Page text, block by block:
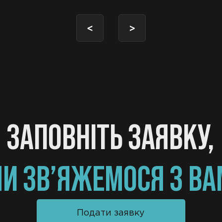
< >
ЗАПОВНІТЬ ЗАЯВКУ,
ЗВ’ЯЖЕМОСЯ З
Подати заявку